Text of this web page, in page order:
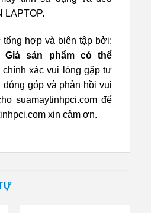
LAPTOP.
tổng hợp và biên tập bởi:
Giá sản phẩm có thể
xác vui lòng gặp tư
góp và phản hồi vui
suamaytinhpci.com để
xin cảm ơn.